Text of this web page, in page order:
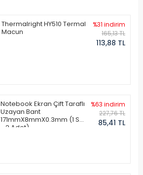
Thermalright HY510 Termal
Macun
%31 indirim
165,13 TL
113,88 TL
Notebook Ekran Çift Taraflı
Uzayan Bant
171mmX8mmX0.3mm (1 Set
- 2 Adet)
%63 indirim
227,76 TL
85,41 TL